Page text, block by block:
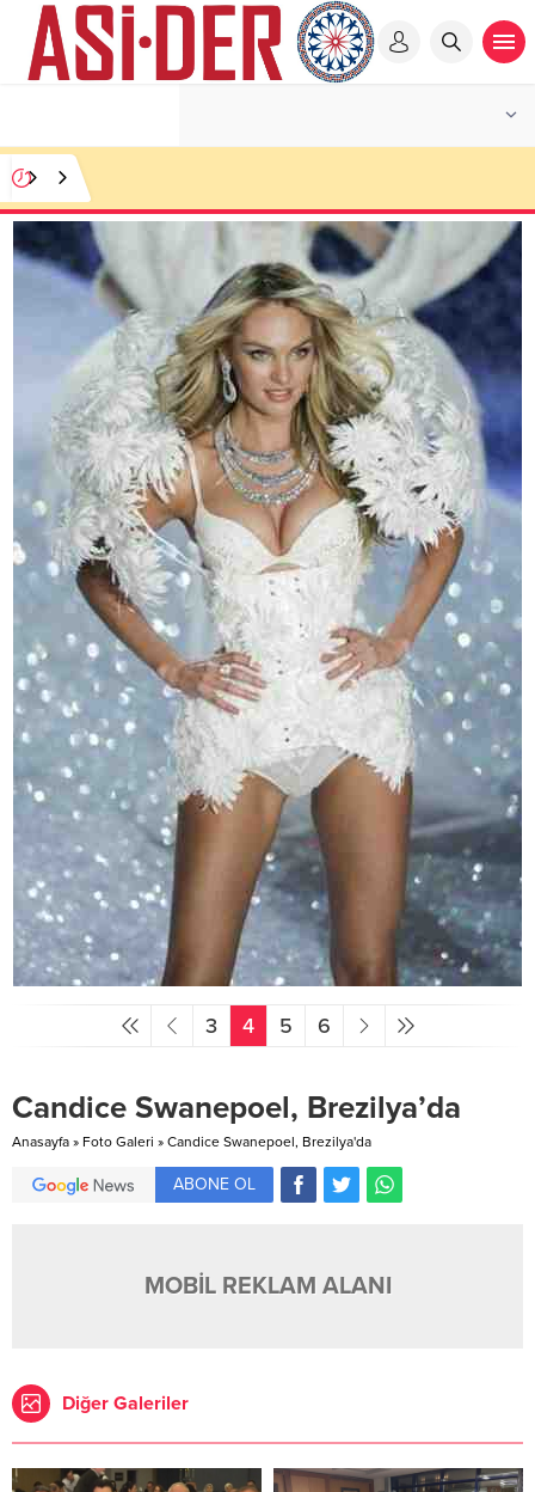
3 4 5 6
Candice Swanepoel, Brezilya’da
Anasayfa » Foto Galeri » Candice Swanepoel, Brezilya'da
ABONE OL
MOBİL REKLAM ALANI
Diğer Galeriler